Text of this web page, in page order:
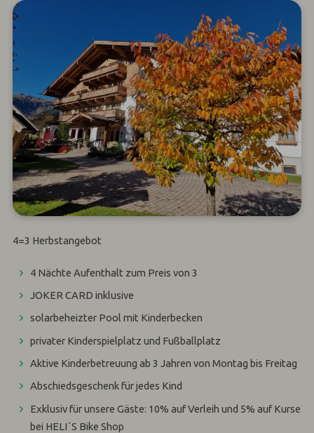
4=3 Herbstangebot
4 Nächte Aufenthalt zum Preis von 3
JOKER CARD inklusive
solarbeheizter Pool mit Kinderbecken
privater Kinderspielplatz und Fußballplatz
Aktive Kinderbetreuung ab 3 Jahren von Montag bis Freitag
Abschiedsgeschenk für jedes Kind
Exklusiv für unsere Gäste: 10% auf Verleih und 5% auf Kurse
bei HELI´S Bike Shop